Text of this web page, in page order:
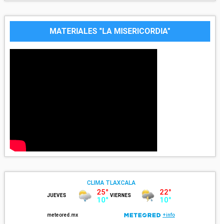
MATERIALES "LA MISERICORDIA"